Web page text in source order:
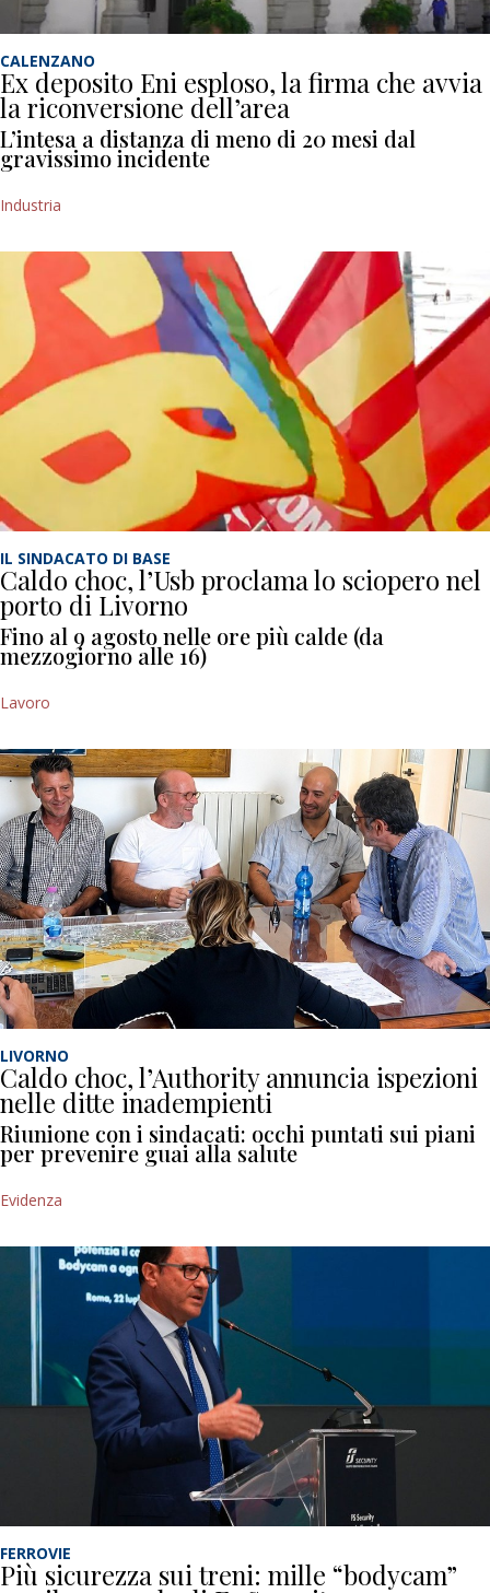
CALENZANO
Ex deposito Eni esploso, la firma che avvia
la riconversione dell’area
L’intesa a distanza di meno di 20 mesi dal
gravissimo incidente
Industria
IL SINDACATO DI BASE
Caldo choc, l’Usb proclama lo sciopero nel
porto di Livorno
Fino al 9 agosto nelle ore più calde (da
mezzogiorno alle 16)
Lavoro
LIVORNO
Caldo choc, l’Authority annuncia ispezioni
nelle ditte inadempienti
Riunione con i sindacati: occhi puntati sui piani
per prevenire guai alla salute
Evidenza
FERROVIE
Più sicurezza sui treni: mille “bodycam”